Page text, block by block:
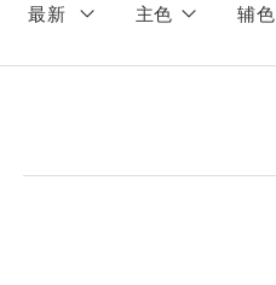
最新 主色 辅色